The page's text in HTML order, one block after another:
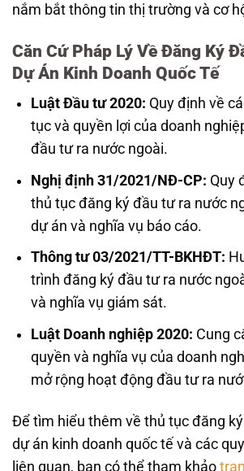
nắm bắt thông tin thị trường và cơ
Căn Cứ Pháp Lý Về Đăng Ký
Dự Án Kinh Doanh Quốc Tế
Luật Đầu tư 2020: Quy định về
tục và quyền lợi của doanh
đầu tư ra nước ngoài.
Nghị định 31/2021/NĐ-CP: Quy
thủ tục đăng ký đầu tư ra nước
dự án và nghĩa vụ báo cáo.
Thông tư 03/2021/TT-BKHĐT:
trình đăng ký đầu tư ra nước
và nghĩa vụ giám sát.
Luật Doanh nghiệp 2020: Cung
quyền và nghĩa vụ của doanh
mở rộng hoạt động đầu tư ra
Để tìm hiểu thêm về thủ tục đăng
dự án kinh doanh quốc tế và các
liên quan, bạn có thể tham khảo